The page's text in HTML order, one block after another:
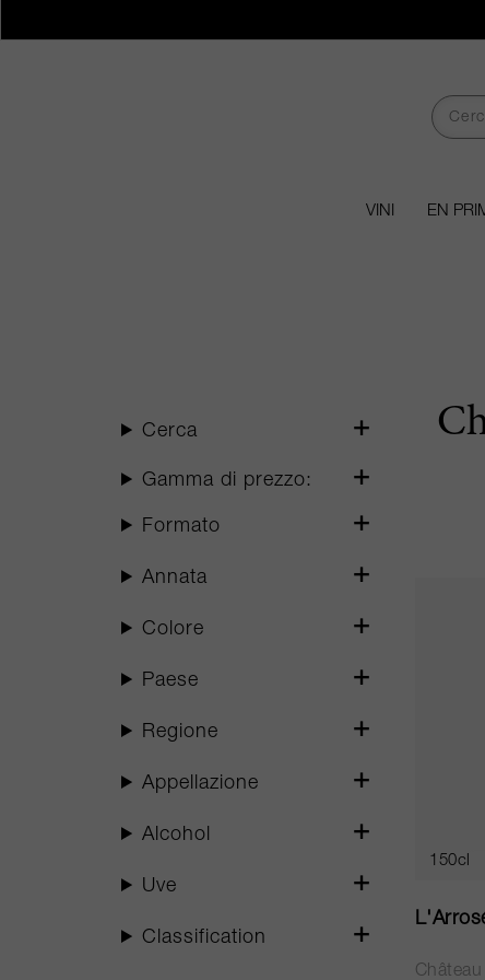
VINI EN
150cl
Cerca
Gamma di prezzo:
Formato
Annata
Colore
Paese
Regione
Appellazione
Alcohol
Uve
Classification